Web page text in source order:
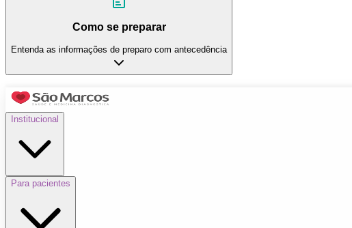
Como se preparar
Entenda as informações de preparo com antecedência
Institucional
Para pacientes